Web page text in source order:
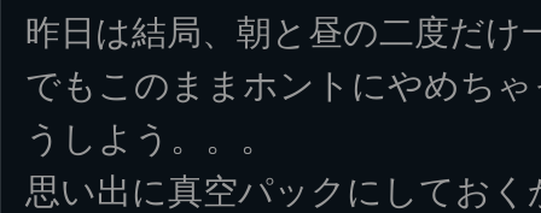
昨日は結局、朝と昼の二度だけ
でもこのままホントにやめち
うしよう。。。
思い出に真空パックにしておく